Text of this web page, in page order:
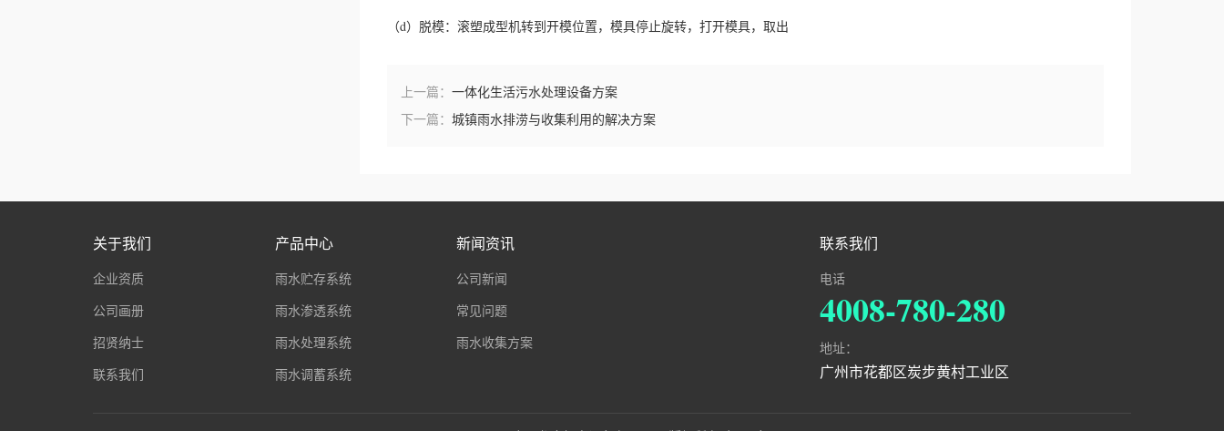
（d）脱模：滚塑成型机转到开模位置，模具停止旋转，打开模具，取出
上一篇： 一体化生活污水处理设备方案
下一篇： 城镇雨水排涝与收集利用的解决方案
关于我们
企业资质
公司画册
招贤纳士
联系我们
产品中心
雨水贮存系统
雨水渗透系统
雨水处理系统
雨水调蓄系统
新闻资讯
公司新闻
常见问题
雨水收集方案
联系我们
电话
4008-780-280
地址：
广州市花都区炭步黄村工业区